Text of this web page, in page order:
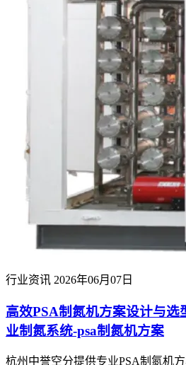
行业资讯 2026年06月07日
高效PSA制氮机方案设计与选
业制氮系统-psa制氮机方案
杭州中誉空分提供专业PSA制氮机